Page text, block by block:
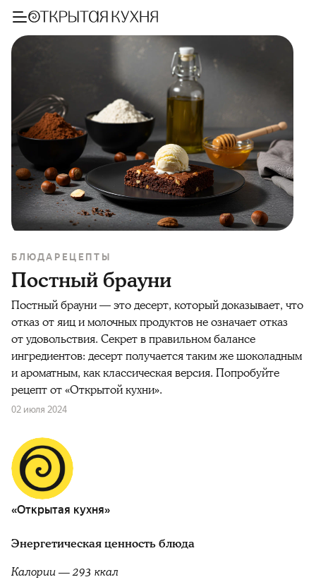
БЛЮДА РЕЦЕПТЫ
Постный брауни
Постный брауни — это десерт, который доказывает, что
отказ от яиц и молочных продуктов не означает отказ
от удовольствия. Секрет в правильном балансе
ингредиентов: десерт получается таким же шоколадным
и ароматным, как классическая версия. Попробуйте
рецепт от «Открытой кухни».
02 июля 2024
«Открытая кухня»
Энергетическая ценность блюда
Калории — 293 ккал